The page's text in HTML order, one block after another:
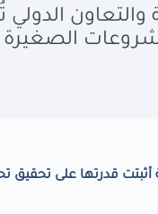
والتعاون
قدرتها على تحقيق